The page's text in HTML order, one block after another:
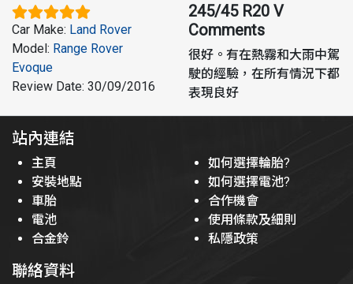
Car Make: Land Rover
Model: Range Rover
Evoque
Review Date: 30/09/2016
245/45 R20 V
Comments
很好。有在熱霧和大雨中駕
駛的經驗，在所有情況下都
表現良好
站內連結
主頁
安裝地點
車胎
電池
合金鈴
如何選擇輪胎?
如何選擇電池?
合作機會
使用條款及細則
私隱政策
聯絡資料